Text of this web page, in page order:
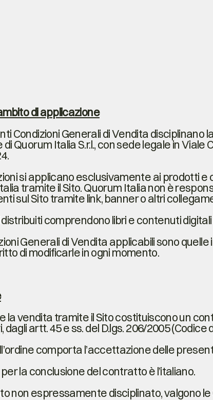
di applicazione
Condizioni Generali di Vendita
Quorum Italia S.r.l., con sede legale in Viale
si applicano esclusivamente ai prodotti
tramite il Sito. Quorum Italia non è
sul Sito tramite link, banner o altri
distribuiti comprendono libri e contenuti
Generali di Vendita applicabili sono
di modificarle in ogni momento.
la vendita tramite il Sito costituiscono un
artt. 45 e ss. del D.lgs. 206/2005 (Codice
comporta l’accettazione delle
la conclusione del contratto è l’italiano.
non espressamente disciplinato, valgono le